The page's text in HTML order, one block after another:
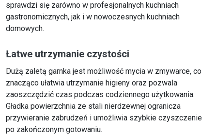
sprawdzi się zarówno w profesjonalnych kuchniach
gastronomicznych, jak i w nowoczesnych kuchniach
domowych.
Łatwe utrzymanie czystości
Dużą zaletą garnka jest możliwość mycia w zmywarce, co
znacząco ułatwia utrzymanie higieny oraz pozwala
zaoszczędzić czas podczas codziennego użytkowania.
Gładka powierzchnia ze stali nierdzewnej ogranicza
przywieranie zabrudzeń i umożliwia szybkie czyszczenie
po zakończonym gotowaniu.